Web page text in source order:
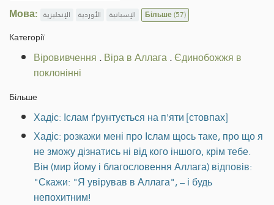
Мова: الإنجليزية الأوردية الإسبانية Більше(57)
Категорії
Віровивчення .Віра в Аллага.Єдинобожжя в
поклонінні
Більше
Хадіс: Іслам ґрунтується на п'яти [стовпах]
Хадіс: розкажи мені про Іслам щось таке, про що я
не зможу дізнатись ні від кого іншого, крім тебе.
Він (мир йому і благословення Аллага) відповів:
"Скажи: "Я увірував в Аллага", – і будь
непохитним!